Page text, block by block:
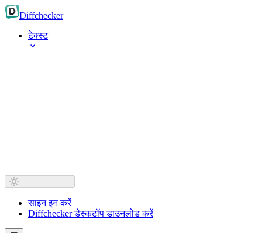
Diffchecker
टेक्स्ट
साइन इन करें
Diffchecker डेस्कटॉप डाउनलोड करें